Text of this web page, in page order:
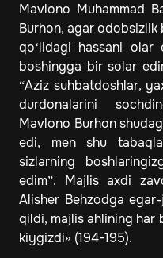
Mavlono Muhammad
Burhon, agar odobsizlik
qo‘lidagi hassani olar
boshingga bir solar
“Aziz suhbatdoshlar,
durdonalarini
Mavlono Burhon
edi, men shu
sizlarning
edim”. Majlis axdi
Alisher Behzodga
qildi, majlis ahlining har
kiygizdi» (194-195).